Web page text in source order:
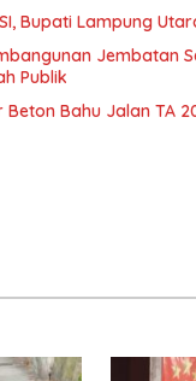
Bupati Lampung
Jembatan
Publik
Bahu Jalan TA